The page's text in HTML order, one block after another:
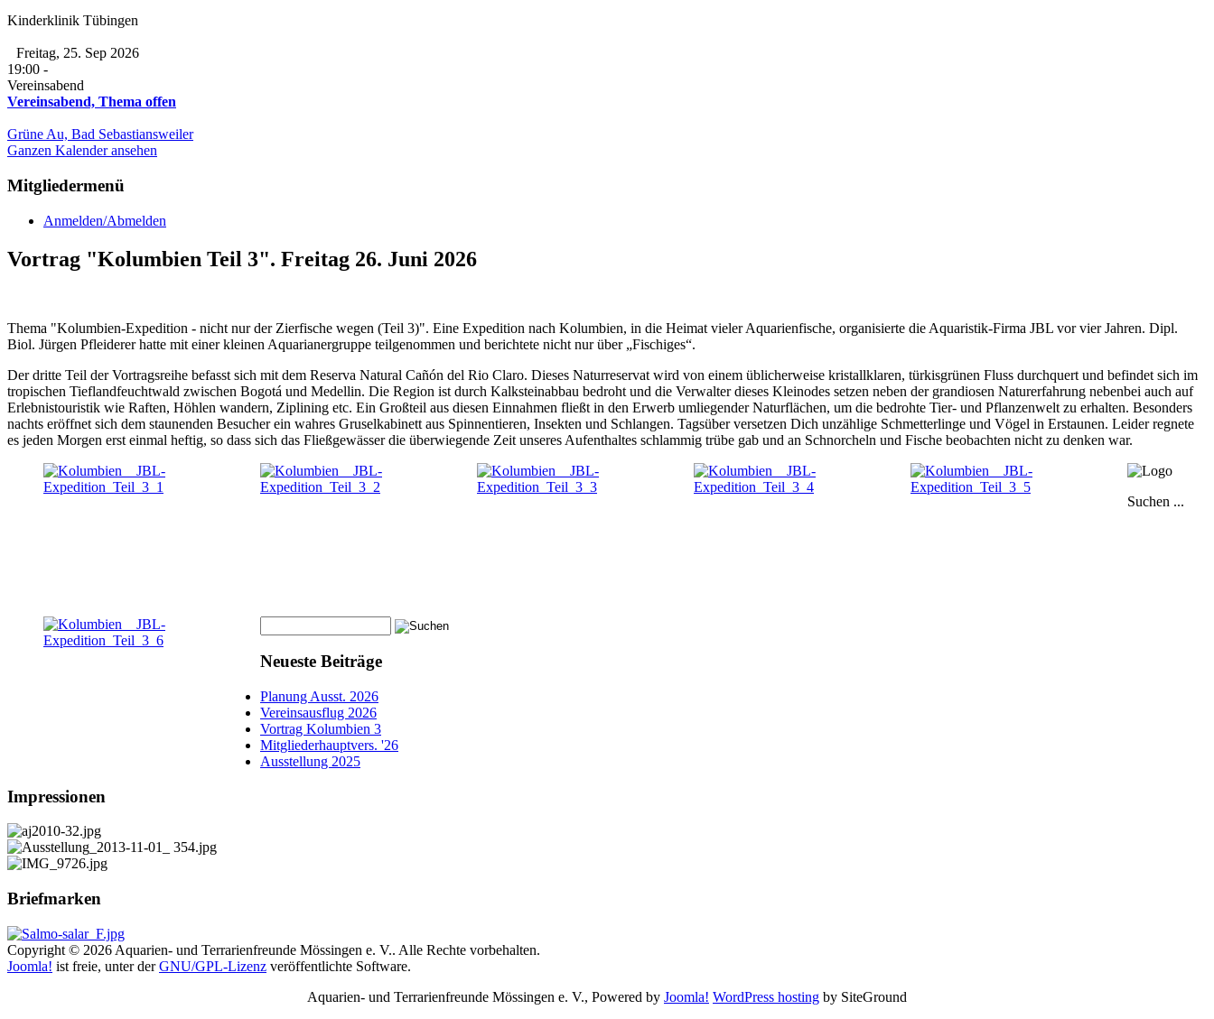
Kinderklinik Tübingen
Freitag, 25. Sep 2026
19:00 -
Vereinsabend
Vereinsabend, Thema offen
Grüne Au, Bad Sebastiansweiler
Ganzen Kalender ansehen
Mitgliedermenü
Anmelden/Abmelden
Vortrag "Kolumbien Teil 3". Freitag 26. Juni 2026
Thema "Kolumbien-Expedition - nicht nur der Zierfische wegen (Teil 3)". Eine Expedition nach Kolumbien, in die Heimat vieler Aquarienfische, organisierte die Aquaristik-Firma JBL vor vier Jahren. Dipl.
Biol. Jürgen Pfleiderer hatte mit einer kleinen Aquarianergruppe teilgenommen und berichtete nicht nur über „Fischiges“.
Der dritte Teil der Vortragsreihe befasst sich mit dem Reserva Natural Cañón del Rio Claro. Dieses Naturreservat wird von einem üblicherweise kristallklaren, türkisgrünen Fluss durchquert und befindet sich im
tropischen Tieflandfeuchtwald zwischen Bogotá und Medellin. Die Region ist durch Kalksteinabbau bedroht und die Verwalter dieses Kleinodes setzen neben der grandiosen Naturerfahrung nebenbei auch auf
Erlebnistouristik wie Raften, Höhlen wandern, Ziplining etc. Ein Großteil aus diesen Einnahmen fließt in den Erwerb umliegender Naturflächen, um die bedrohte Tier- und Pflanzenwelt zu erhalten. Besonders
nachts eröffnet sich dem staunenden Besucher ein wahres Gruselkabinett aus Spinnentieren, Insekten und Schlangen. Tagsüber versetzen Dich unzählige Schmetterlinge und Vögel in Erstaunen. Leider regnete
es jeden Morgen erst einmal heftig, so dass sich das Fließgewässer die überwiegende Zeit unseres Aufenthaltes schlammig trübe gab und an Schnorcheln und Fische beobachten nicht zu denken war.
Suchen ...
Neueste Beiträge
Planung Ausst. 2026
Vereinsausflug 2026
Vortrag Kolumbien 3
Mitgliederhauptvers. '26
Ausstellung 2025
Impressionen
Briefmarken
Copyright © 2026 Aquarien- und Terrarienfreunde Mössingen e. V.. Alle Rechte vorbehalten.
Joomla! ist freie, unter derGNU/GPL-Lizenz veröffentlichte Software.
Aquarien- und Terrarienfreunde Mössingen e. V., Powered by Joomla! WordPress hosting by SiteGround